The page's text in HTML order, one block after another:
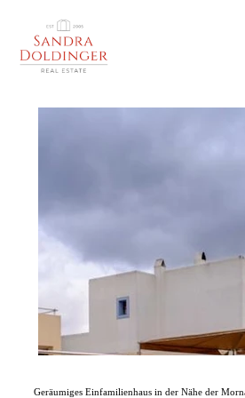
Geräumiges Einfamilienhaus in der Nähe der